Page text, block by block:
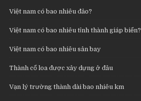
Việt nam có bao nhiêu đảo?
Việt nam có bao nhiêu tỉnh thành giáp biển?
Việt nam có bao nhiêu sân bay
Thành cổ loa được xây dựng ở đâu
Vạn lý trường thành dài bao nhiêu km